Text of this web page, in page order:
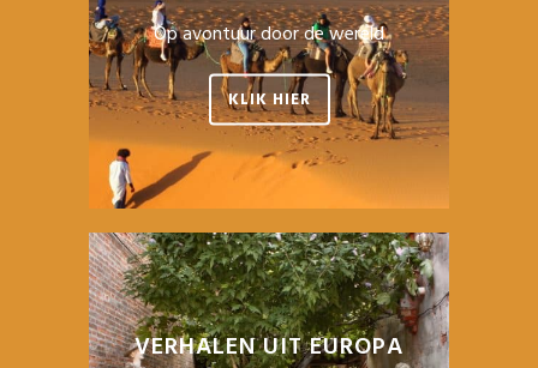
Op avontuur door de wereld
KLIK HIER
VERHALEN UIT EUROPA